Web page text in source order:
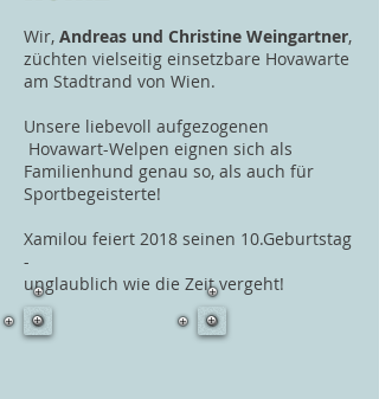
Wir, Andreas und Christine Weingartner,
züchten vielseitig einsetzbare Hovawarte
am Stadtrand von Wien.
Unsere liebevoll aufgezogenen
Hovawart-Welpen eignen sich als
Familienhund genau so, als auch für
Sportbegeisterte!
Xamilou feiert 2018 seinen 10.Geburtstag
-
unglaublich wie die Zeit vergeht!